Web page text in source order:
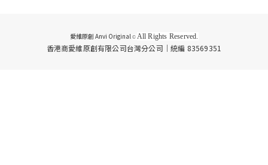
愛維原創 Anvi Original © All Rights Reserved.
香港商愛維原創有限公司台灣分公司｜統編 83569351